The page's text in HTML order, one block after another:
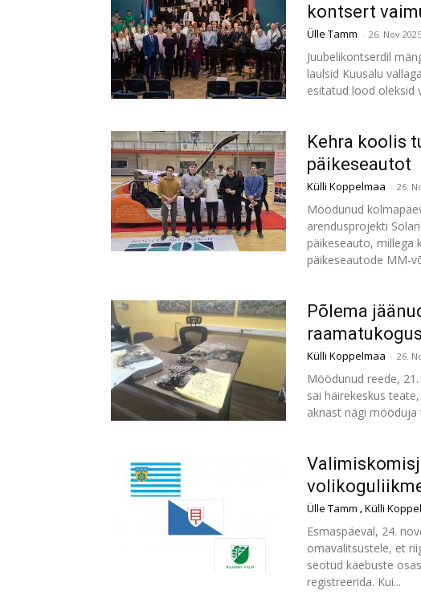
kontsert
Ülle Tamm - 26. Nov 2025
Juubelikontserdil
laulsid Kuusalu
esitatud lood oleksid
Kehra koolis
päikeseautot
Külli Koppelmaa - 26.
Möödunud
arendusprojekti
päikeseauto, millega
päikeseautode MM-
Põlema
Külli Koppelmaa - 26.
Möödunud reede,
sai häirekeskus
aknast nägi mööduja
Ülle Tamm , Külli
Esmaspäeval, 24.
omavalitsustele, et
seotud kaebuste
registreerida. Kui...